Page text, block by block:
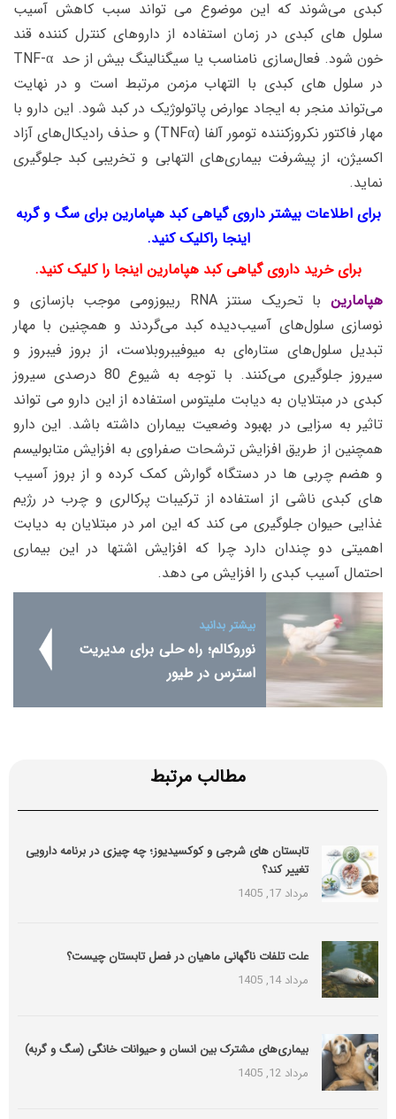
کبدی می‌شوند که این موضوع می تواند سبب کاهش آسیب
سلول های کبدی در زمان استفاده از داروهای کنترل کننده قند
خون شود. فعال‌سازی نامناسب یا سیگنالینگ بیش از حد TNF-α
در سلول های کبدی با التهاب مزمن مرتبط است و در نهایت
می‌تواند منجر به ایجاد عوارض پاتولوژیک در کبد شود. این دارو با
مهار فاکتور نکروزکننده تومور آلفا (TNFα) و حذف رادیکال‌های آزاد
اکسیژن، از پیشرفت بیماری‌های التهابی و تخریبی کبد جلوگیری
نماید.
برای اطلاعات بیشتر داروی گیاهی کبد هپامارین برای سگ و گربه
اینجا راکلیک کنید.
برای خرید داروی گیاهی کبد هپامارین اینجا را کلیک کنید.
هپامارین
با تحریک سنتز RNA ریبوزومی موجب بازسازی و
نوسازی سلول‌های آسیب‌دیده کبد می‌گردند و همچنین با مهار
تبدیل سلول‌های ستاره‌ای به میوفیبروبلاست، از بروز فیبروز و
سیروز جلوگیری می‌کنند. با توجه به شیوع 80 درصدی سیروز
کبدی در مبتلایان به دیابت ملیتوس استفاده از این دارو می تواند
تاثیر به سزایی در بهبود وضعیت بیماران داشته باشد. این دارو
همچنین از طریق افزایش ترشحات صفراوی به افزایش متابولیسم
و هضم چربی ها در دستگاه گوارش کمک کرده و از بروز آسیب
های کبدی ناشی از استفاده از ترکیبات پرکالری و چرب در رژیم
غذایی حیوان جلوگیری می کند که این امر در مبتلایان به دیابت
اهمیتی دو چندان دارد چرا که افزایش اشتها در این بیماری
احتمال آسیب کبدی را افزایش می دهد.
بیشتر بدانید
نوروکالم؛ راه حلی برای مدیریت
استرس در طیور
مطالب مرتبط
تابستان های شرجی و کوکسیدیوز؛ چه چیزی در برنامه دارویی
تغییر کند؟
مرداد 17, 1405
علت تلفات ناگهانی ماهیان در فصل تابستان چیست؟
مرداد 14, 1405
بیماری‌های مشترک بین انسان و حیوانات خانگی (سگ و گربه)
مرداد 12, 1405